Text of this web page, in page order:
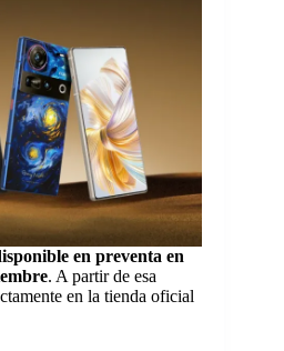
en preventa en
. A partir de esa
en la tienda oficial